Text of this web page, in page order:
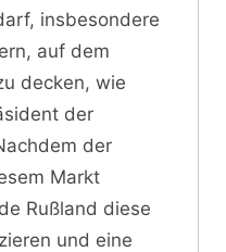
insbesondere
auf dem
decken, wie
der
der
Markt
Rußland diese
und eine